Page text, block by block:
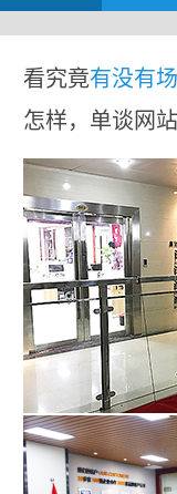
看究竟有没有
怎样，单谈网